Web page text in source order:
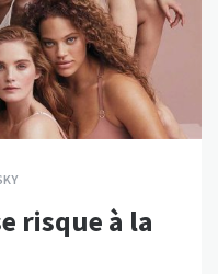
risque à la